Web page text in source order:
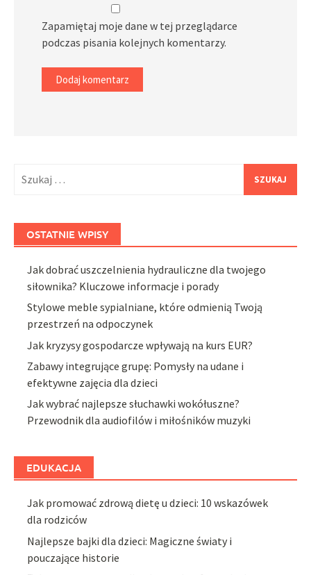
Zapamiętaj moje dane w tej przeglądarce
podczas pisania kolejnych komentarzy.
OSTATNIE WPISY
Jak dobrać uszczelnienia hydrauliczne dla twojego
siłownika? Kluczowe informacje i porady
Stylowe meble sypialniane, które odmienią Twoją
przestrzeń na odpoczynek
Jak kryzysy gospodarcze wpływają na kurs EUR?
Zabawy integrujące grupę: Pomysły na udane i
efektywne zajęcia dla dzieci
Jak wybrać najlepsze słuchawki wokółuszne?
Przewodnik dla audiofilów i miłośników muzyki
EDUKACJA
Jak promować zdrową dietę u dzieci: 10 wskazówek
dla rodziców
Najlepsze bajki dla dzieci: Magiczne światy i
pouczające historie